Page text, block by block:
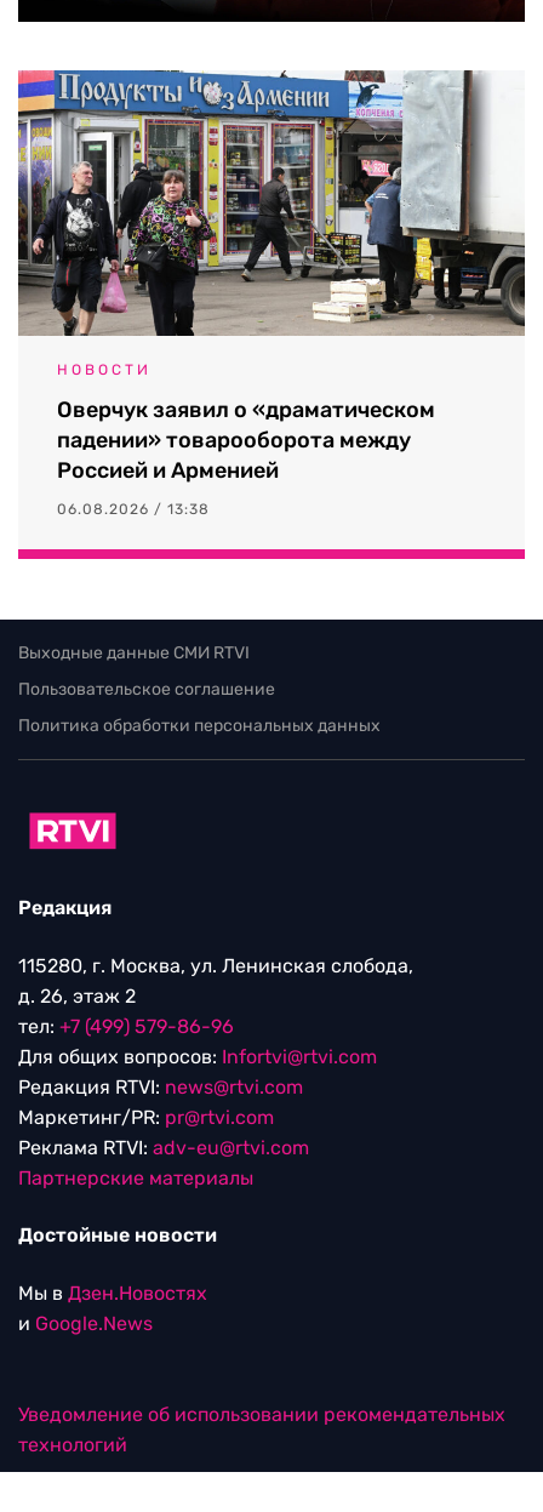
НОВОСТИ
Оверчук заявил о «драматическом
падении» товарооборота между
Россией и Арменией
06.08.2026 / 13:38
Выходные данные СМИ RTVI
Пользовательское соглашение
Политика обработки персональных данных
Редакция
115280, г. Москва, ул. Ленинская слобода,
д. 26, этаж 2
тел: +7 (499) 579-86-96
Для общих вопросов: Infortvi@rtvi.com
Редакция RTVI: news@rtvi.com
Маркетинг/PR: pr@rtvi.com
Реклама RTVI: adv-eu@rtvi.com
Партнерские материалы
Достойные новости
Мы в Дзен.Новостях
и Google.News
Уведомление об использовании рекомендательных
технологий